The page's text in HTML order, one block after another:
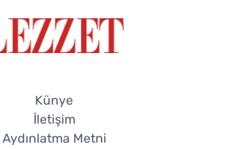
Künye
İletişim
Aydınlatma Metni